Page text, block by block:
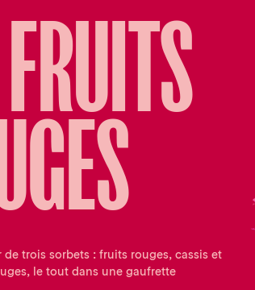
trois sorbets : fruits rouges, cassis et
le tout dans une gaufrette